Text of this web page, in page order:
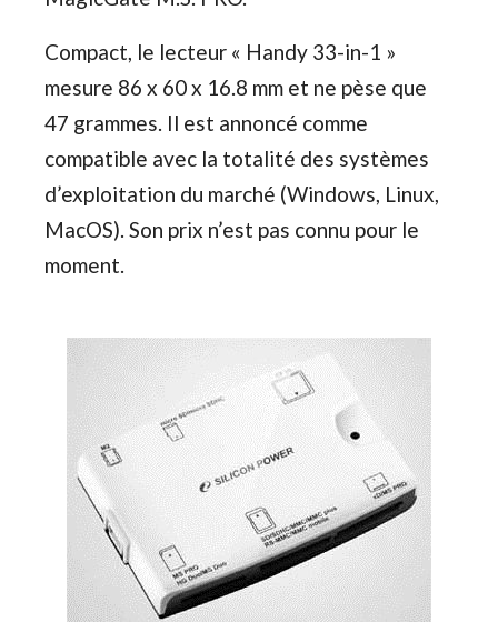
Compact, le lecteur « Handy 33-in-1 »
mesure 86 x 60 x 16.8 mm et ne pèse que
47 grammes. Il est annoncé comme
compatible avec la totalité des systèmes
d’exploitation du marché (Windows, Linux,
MacOS). Son prix n’est pas connu pour le
moment.